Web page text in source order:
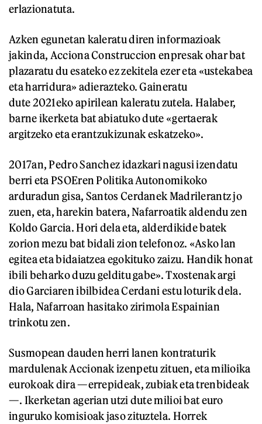
erlazionatuta.
Azken egunetan kaleratu diren informazioak
jakinda, Acciona Construccion enpresak ohar bat
plazaratu du esateko ez zekitela ezer eta «ustekabea
eta harridura» adierazteko. Gaineratu
dute 2021eko apirilean kaleratu zutela. Halaber,
barne ikerketa bat abiatuko dute «gertaerak
argitzeko eta erantzukizunak eskatzeko».
2017an, Pedro Sanchez idazkari nagusi izendatu
berri eta PSOEren Politika Autonomikoko
arduradun gisa, Santos Cerdanek Madrilerantz jo
zuen, eta, harekin batera, Nafarroatik aldendu zen
Koldo Garcia. Hori dela eta, alderdikide batek
zorion mezu bat bidali zion telefonoz. «Asko lan
egitea eta bidaiatzea egokituko zaizu. Handik honat
ibili beharko duzu gelditu gabe». Txostenak argi
dio Garciaren ibilbidea Cerdani estu loturik dela.
Hala, Nafarroan hasitako zirimola Espainian
trinkotu zen.
Susmopean dauden herri lanen kontraturik
mardulenak Accionak izenpetu zituen, eta milioika
eurokoak dira —errepideak, zubiak eta trenbideak
—. Ikerketan agerian utzi dute milioi bat euro
inguruko komisioak jaso zituztela. Horrek